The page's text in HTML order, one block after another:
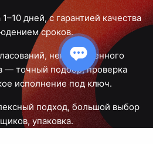
дней, с гарантией качества
сроков.
некачественного
— точный подбор, проверка
исполнение под ключ.
подход, большой выбор
упаковка.